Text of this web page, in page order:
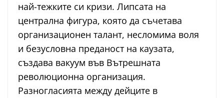
най-тежките си кризи. Липсата на
централна фигура, която да съчетава
организационен талант, несломима воля
и безусловна преданост на каузата,
създава вакуум във Вътрешната
революционна организация.
Разногласията между дейците в